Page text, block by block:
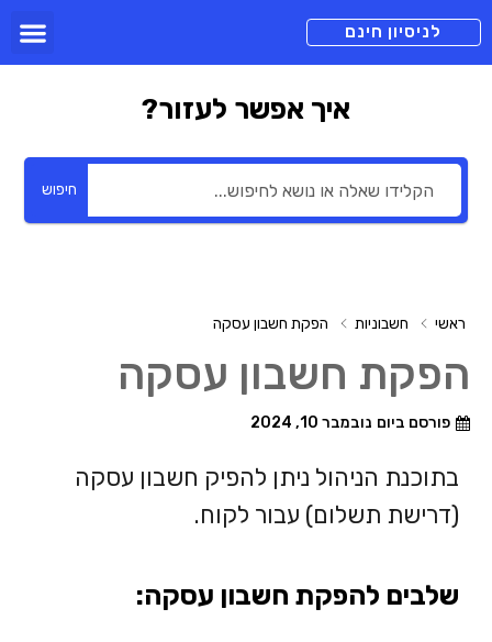
לניסיון חינם
איך אפשר לעזור?
חיפוש
ראשי חשבוניות הפקת חשבון עסקה
הפקת חשבון עסקה
פורסם ביום נובמבר 10, 2024
בתוכנת הניהול ניתן להפיק חשבון עסקה
(דרישת תשלום) עבור לקוח.
שלבים להפקת חשבון עסקה: